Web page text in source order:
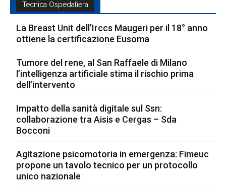
Tecnica Ospedaliera
La Breast Unit dell’Irccs Maugeri per il 18° anno
ottiene la certificazione Eusoma
Tumore del rene, al San Raffaele di Milano
l’intelligenza artificiale stima il rischio prima
dell’intervento
Impatto della sanità digitale sul Ssn:
collaborazione tra Aisis e Cergas – Sda
Bocconi
Agitazione psicomotoria in emergenza: Fimeuc
propone un tavolo tecnico per un protocollo
unico nazionale